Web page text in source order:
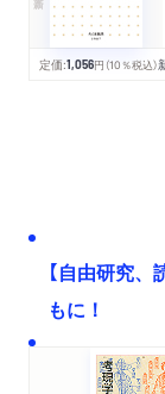
定価:1,056円 （10％税込）
【自由研究
もに！